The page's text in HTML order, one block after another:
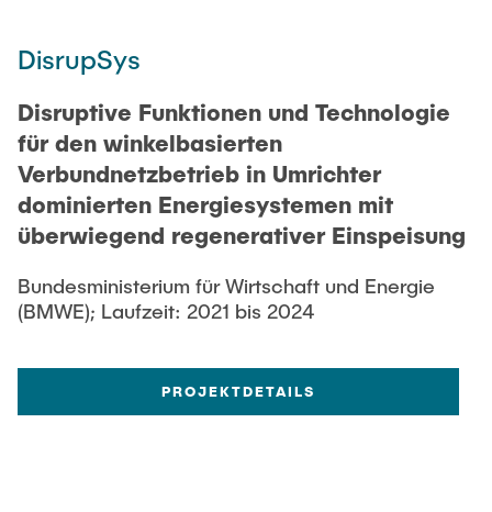
DisrupSys
Disruptive Funktionen und Technologie
für den winkelbasierten
Verbundnetzbetrieb in Umrichter
dominierten Energiesystemen mit
überwiegend regenerativer Einspeisung
Bundesministerium für Wirtschaft und Energie
(BMWE); Laufzeit: 2021 bis 2024
PROJEKTDETAILS